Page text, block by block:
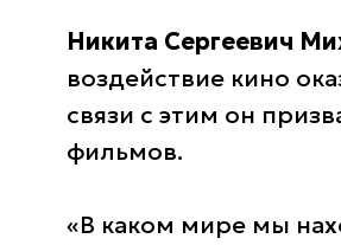
Никита Сергеевич
воздействие кино
связи с этим он
фильмов.
«В каком мире мы